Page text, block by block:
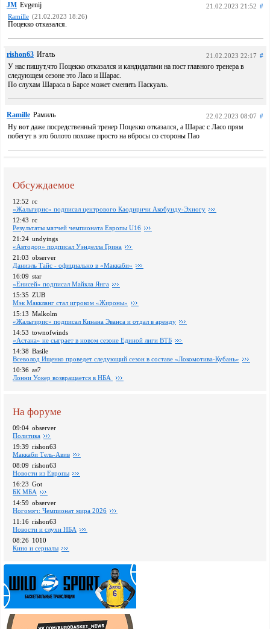
JM Evgenij 21.02.2023 21:52 #
Ramille (21.02.2023 18:26)
Поцекко отказался.
rishon63 Игаль 21.02.2023 22:17 #
У нас пишут,что Поцекко отказался и кандидатами на пост главного тренера в
следующем сезоне это Ласо и Шарас.
По слухам Шараса в Барсе может сменить Паскуаль.
Ramille Рамиль 22.02.2023 08:07 #
Ну вот даже посредственный тренер Поцекко отказался, а Шарас с Ласо прям
побегут в это болото похоже просто на вбросы со стороны Пао
Обсуждаемое
12:52 rc
«Жальгирис» подписал центрового Каодиричи Акобунду-Эхиогу
12:43 rc
Pезультаты матчей чемпионата Европы U16
21:24 undyings
«Автодор» подписал Уэнделла Грина
21:03 observer
Даниэль Тайс - официально в «Маккаби»
16:09 star
«Енисей» подписал Майкла Янга
15:35 ZUB
Мэк Маккланг стал игроком «Жироны»
15:13 Malkolm
«Жальгирис» подписал Кинана Эванса и отдал в аренду
14:53 townofwinds
«Астана» не сыграет в новом сезоне Единой лиги ВТБ
14:38 Basile
Всеволод Ищенко проведет следующий сезон в составе «Локомотива-Кубань»
10:36 as7
Лонни Уокер возвращается в НБА
На форуме
09:04 observer
Политика
19:39 rishon63
Маккаби Тель-Авив
08:09 rishon63
Новости из Европы
16:23 Got
БК МБА
14:59 observer
Ногомяч: Чемпионат мира 2026
11:16 rishon63
Новости и слухи НБА
08:26 1010
Кино и сериалы